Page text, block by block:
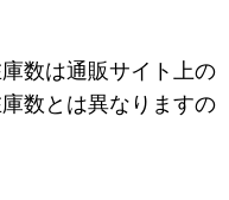
数は通販サイト上の
数とは異なりますの